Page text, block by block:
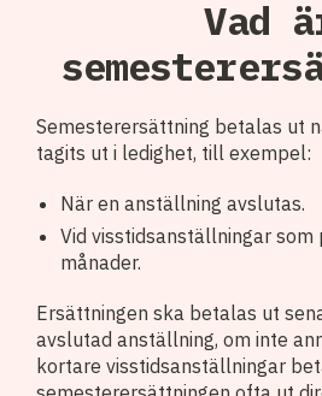
Vad
Semesterersättning betalas ut
tagits ut i ledighet, till exempel:
När en anställning avslutas.
Vid visstidsanställningar
månader.
Ersättningen ska betalas ut
avslutad anställning, om inte
kortare visstidsanställningar